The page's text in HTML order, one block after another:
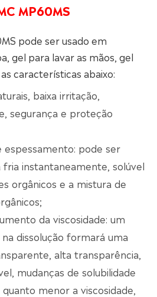
MP60MS
pode ser usado em
gel para lavar as mãos, gel
características abaixo:
baixa irritação,
segurança e proteção
espessamento: pode ser
fria instantaneamente, solúvel
orgânicos e a mistura de
da viscosidade: um
dissolução formará uma
alta transparência,
mudanças de solubilidade
menor a viscosidade,